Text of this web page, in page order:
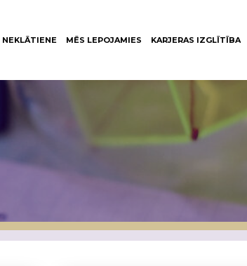
NEKLĀTIENE MĒS LEPOJAMIES KARJERAS IZGLĪTĪBA